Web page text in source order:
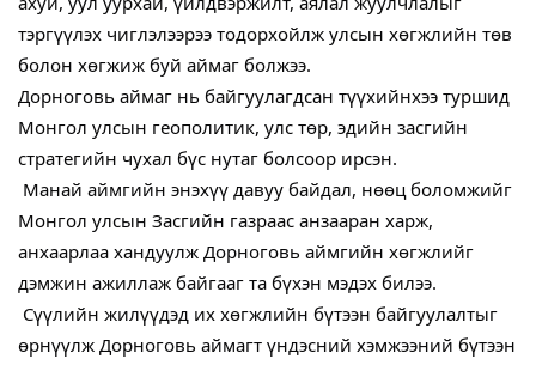
тэргүүлэх чиглэлээрээ тодорхойлж улсын хөгжлийн төв
болон хөгжиж буй аймаг болжээ.
Дорноговь аймаг нь байгуулагдсан түүхийнхээ туршид
Монгол улсын геополитик, улс төр, эдийн засгийн
стратегийн чухал бүс нутаг болсоор ирсэн.
​ Манай аймгийн энэхүү давуу байдал, нөөц боломжийг
Монгол улсын Засгийн газраас анзааран харж,
анхаарлаа хандуулж Дорноговь аймгийн хөгжлийг
дэмжин ажиллаж байгааг та бүхэн мэдэх билээ.
​ Сүүлийн жилүүдэд их хөгжлийн бүтээн байгуулалтыг
өрнүүлж Дорноговь аймагт үндэсний хэмжээний бүтээн